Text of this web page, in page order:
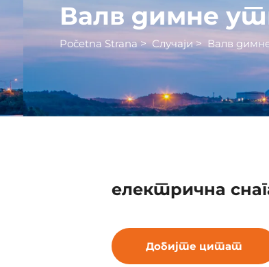
Валв димне
Početna Strana>Случаји>Валв
електрична
Добијте цитат